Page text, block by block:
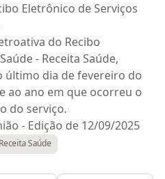
Eletrônico de Serviços
do Recibo
- Receita Saúde,
último dia de fevereiro do
ao ano em que ocorreu o
do serviço.
- Edição de 12/09/2025
Receita Saúde